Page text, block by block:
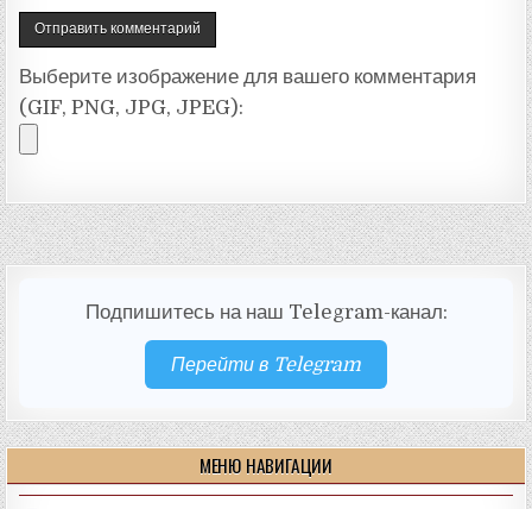
Выберите изображение для вашего комментария
(GIF, PNG, JPG, JPEG):
Подпишитесь на наш Telegram-канал:
Перейти в Telegram
МЕНЮ НАВИГАЦИИ